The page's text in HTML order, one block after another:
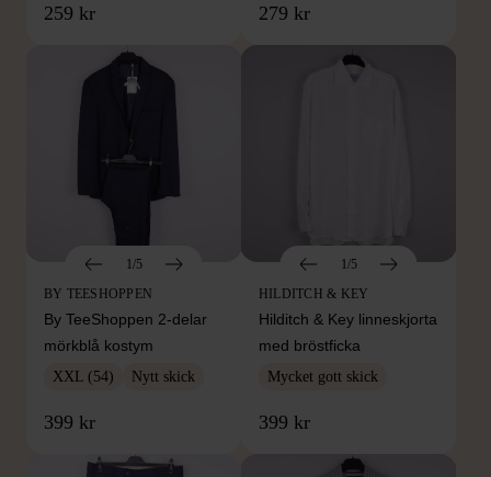
259 kr 279 kr
1/5
BY TEESHOPPEN
By TeeShoppen 2-delar
mörkblå kostym
XXL (54) Nytt skick
399 kr
1/5
HILDITCH & KEY
Hilditch & Key linneskjorta
med bröstficka
Mycket gott skick
399 kr